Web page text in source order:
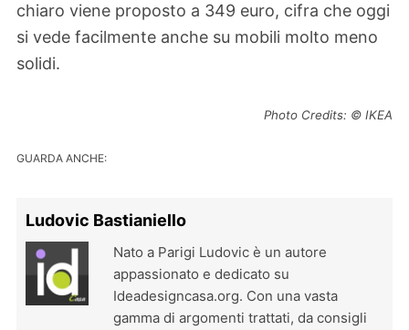
chiaro viene proposto a 349 euro, cifra che oggi
si vede facilmente anche su mobili molto meno
solidi.
Photo Credits: © IKEA
GUARDA ANCHE:
Ludovic Bastianiello
Nato a Parigi Ludovic è un autore
appassionato e dedicato su
Ideadesigncasa.org. Con una vasta
gamma di argomenti trattati, da consigli